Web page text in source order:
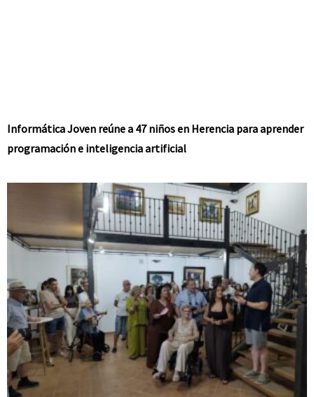
Informática Joven reúne a 47 niños en Herencia para aprender
programación e inteligencia artificial